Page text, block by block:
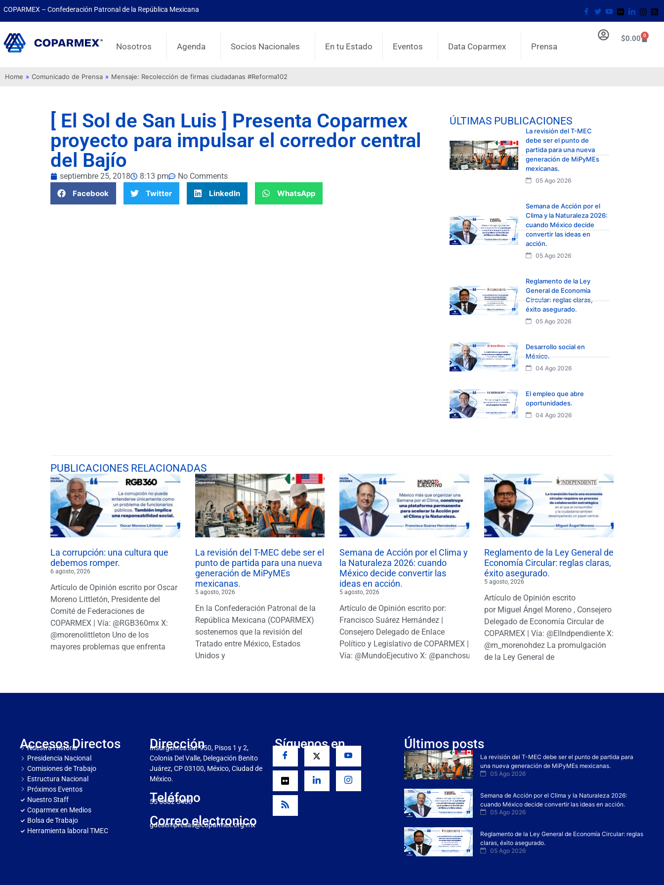
COPARMEX – Confederación Patronal de la República Mexicana
Nosotros Agenda Socios Nacionales En tu Estado Eventos Data Coparmex Prensa
$0.00 0
Home » Comunicado de Prensa » Mensaje: Recolección de firmas ciudadanas #Reforma102
[ El Sol de San Luis ] Presenta Coparmex
proyecto para impulsar el corredor central
del Bajío
septiembre 25, 2018 8:13 pm
No Comments
Facebook
Twitter LinkedIn WhatsApp
ÚLTIMAS PUBLICACIONES
La revisión del T-MEC
debe ser el punto de
partida para una nueva
generación de MiPyMEs
mexicanas.
05 Ago 2026
Semana de Acción por el
Clima y la Naturaleza 2026:
cuando México decide
convertir las ideas en
acción.
05 Ago 2026
Reglamento de la Ley
General de Economía
Circular: reglas claras,
éxito asegurado.
05 Ago 2026
Desarrollo social en
México.
04 Ago 2026
El empleo que abre
oportunidades.
04 Ago 2026
PUBLICACIONES RELACIONADAS
La corrupción: una cultura que
debemos romper.
6 agosto, 2026
Artículo de Opinión escrito por Oscar
Moreno Littletón, Presidente del
Comité de Federaciones de
COPARMEX | Vía: @RGB360mx X:
@morenolittleton Uno de los
mayores problemas que enfrenta
La revisión del T-MEC debe ser el
punto de partida para una nueva
generación de MiPyMEs
mexicanas.
5 agosto, 2026
En la Confederación Patronal de la
República Mexicana (COPARMEX)
sostenemos que la revisión del
Tratado entre México, Estados
Unidos y
Semana de Acción por el Clima y
la Naturaleza 2026: cuando
México decide convertir las
ideas en acción.
5 agosto, 2026
Artículo de Opinión escrito por:
Francisco Suárez Hernández |
Consejero Delegado de Enlace
Político y Legislativo de COPARMEX |
Vía: @MundoEjecutivo X: @panchosuarezh
Reglamento de la Ley General de
Economía Circular: reglas claras,
éxito asegurado.
5 agosto, 2026
Artículo de Opinión escrito
por Miguel Ángel Moreno , Consejero
Delegado de Economía Circular de
COPARMEX | Vía: @ElIndpendiente X:
@m_morenohdez La promulgación
de la Ley General de
Accesos Directos
Nuestra Historia
Presidencia Nacional
Comisiones de Trabajo
Estructura Nacional
Próximos Eventos
Nuestro Staff
Coparmex en Medios
Bolsa de Trabajo
Herramienta laboral TMEC
Dirección
Insurgentes Sur 950, Pisos 1 y 2,
Colonia Del Valle, Delegación Benito
Juárez, CP 03100, México, Ciudad de
México.
Teléfono
55 5682 5466
Correo electronico
gdesempresas@coparmex.org.mx
Síguenos en Últimos posts
La revisión del T-MEC debe ser el punto de partida para
una nueva generación de MiPyMEs mexicanas.
05 Ago 2026
Semana de Acción por el Clima y la Naturaleza 2026:
cuando México decide convertir las ideas en acción.
05 Ago 2026
Reglamento de la Ley General de Economía Circular: reglas
claras, éxito asegurado.
05 Ago 2026